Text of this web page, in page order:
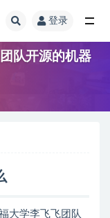
登录
队开源的机器
大学李飞飞团队